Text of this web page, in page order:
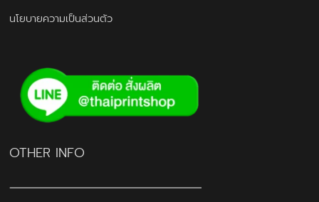
นโยบายความเป็นส่วนตัว
OTHER INFO